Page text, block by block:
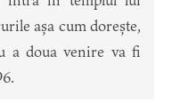
așa cum dorește,
a doua venire va fi